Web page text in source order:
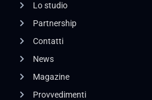
Lo studio
Partnership
Contatti
News
Magazine
Provvedimenti